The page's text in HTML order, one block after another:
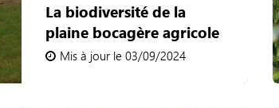
La biodiversité de la
plaine bocagère agricole
Mis à jour le 03/09/2024